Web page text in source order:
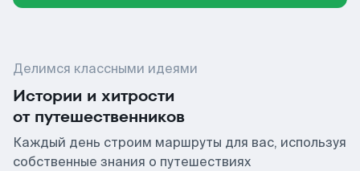
Делимся классными идеями
Истории и хитрости
от путешественников
Каждый день строим маршруты для вас, используя
собственные знания о путешествиях